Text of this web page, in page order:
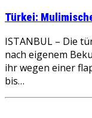
Türkei:
ISTANBUL – Die
nach eigenem
ihr wegen einer
bis…